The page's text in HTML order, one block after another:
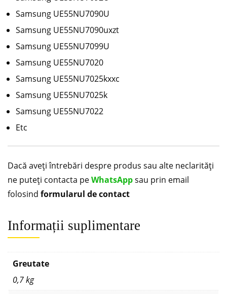
Samsung UE55NU7090U
Samsung UE55NU7090uxzt
Samsung UE55NU7099U
Samsung UE55NU7020
Samsung UE55NU7025kxxc
Samsung UE55NU7025k
Samsung UE55NU7022
Etc
Dacă aveți întrebări despre produs sau alte neclarități
ne puteți contacta peWhatsAppsau prin email
folosind formularul de contact
Informații suplimentare
Greutate
0,7 kg